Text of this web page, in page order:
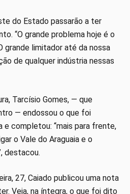
do Estado passarão a ter
“O grande problema hoje é o
grande limitador até da nossa
de qualquer indústria nessas
Tarcísio Gomes, — que
— endossou o que foi
completou: “mais para frente,
o Vale do Araguaia e o
destacou.
27, Caiado publicou uma nota
Veja, na íntegra, o que foi dito